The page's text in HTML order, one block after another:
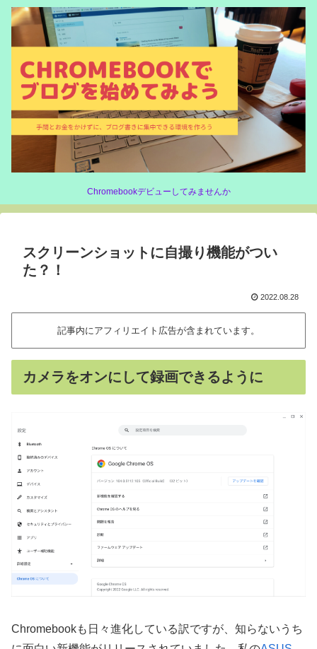
Chromebookデビューしてみませんか
スクリーンショットに自撮り機能がつい
た？！
2022.08.28
記事内にアフィリエイト広告が含まれています。
カメラをオンにして録画できるように
Chromebookも日々進化している訳ですが、知らないうち